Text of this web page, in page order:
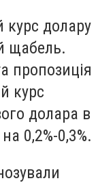
курс долару
щабель.
пропозиція
курс
долара в
0,2%-0,3%.